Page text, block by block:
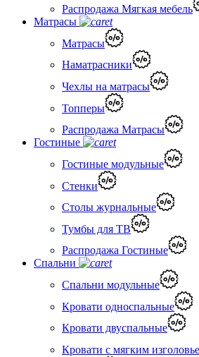
Распродажа Мягкая мебель
Матрасы
Матрасы
Наматрасники
Чехлы на матрасы
Топперы
Распродажа Матрасы
Гостиные
Гостиные модульные
Стенки
Столы журнальные
Тумбы для ТВ
Распродажа Гостиные
Спальни
Спальни модульные
Кровати односпальные
Кровати двуспальные
Кровати с мягким